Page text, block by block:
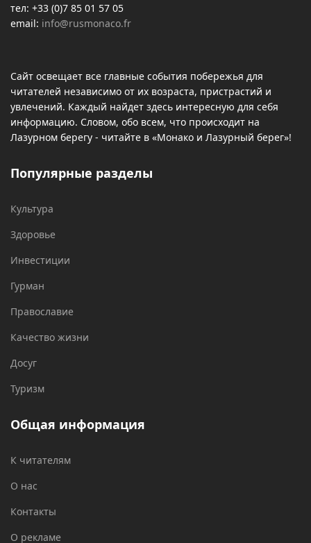
тел: +33 (0)7 85 01 57 05
email: info@rusmonaco.fr
Сайт освещает все главные события побережья для
читателей независимо от их возраста, пристрастий и
увлечений. Каждый найдет здесь интересную для себя
информацию. Словом, обо всем, что происходит на
Лазурном берегу - читайте в «Монако и Лазурный берег»!
Популярные разделы
Культура
Здоровье
Инвестиции
Гурман
Православие
Качество жизни
Досуг
Туризм
Общая информация
К читателям
О нас
Контакты
О рекламе